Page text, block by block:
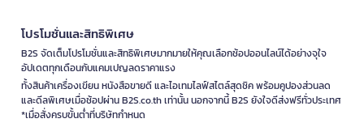
โปรโมชั่นและสิทธิพิเศษ
B2S จัดเต็มโปรโมชั่นและสิทธิพิเศษมากมายให้คุณเลือกช้อปออนไลน์ได้อย่างจุใจ
อัปเดตทุกเดือนกับแคมเปญลดราคาแรง
ทั้งสินค้าเครื่องเขียน หนังสือขายดี และไอเทมไลฟ์สไตล์สุดชิค พร้อมคูปองส่วนลด
และดีลพิเศษเมื่อช้อปผ่าน B2S.co.th เท่านั้น นอกจากนี้ B2S ยังใจดีส่งฟรีทั่วประเทศ
*เมื่อสั่งครบขั้นต่ำที่บริษัทกำหนด